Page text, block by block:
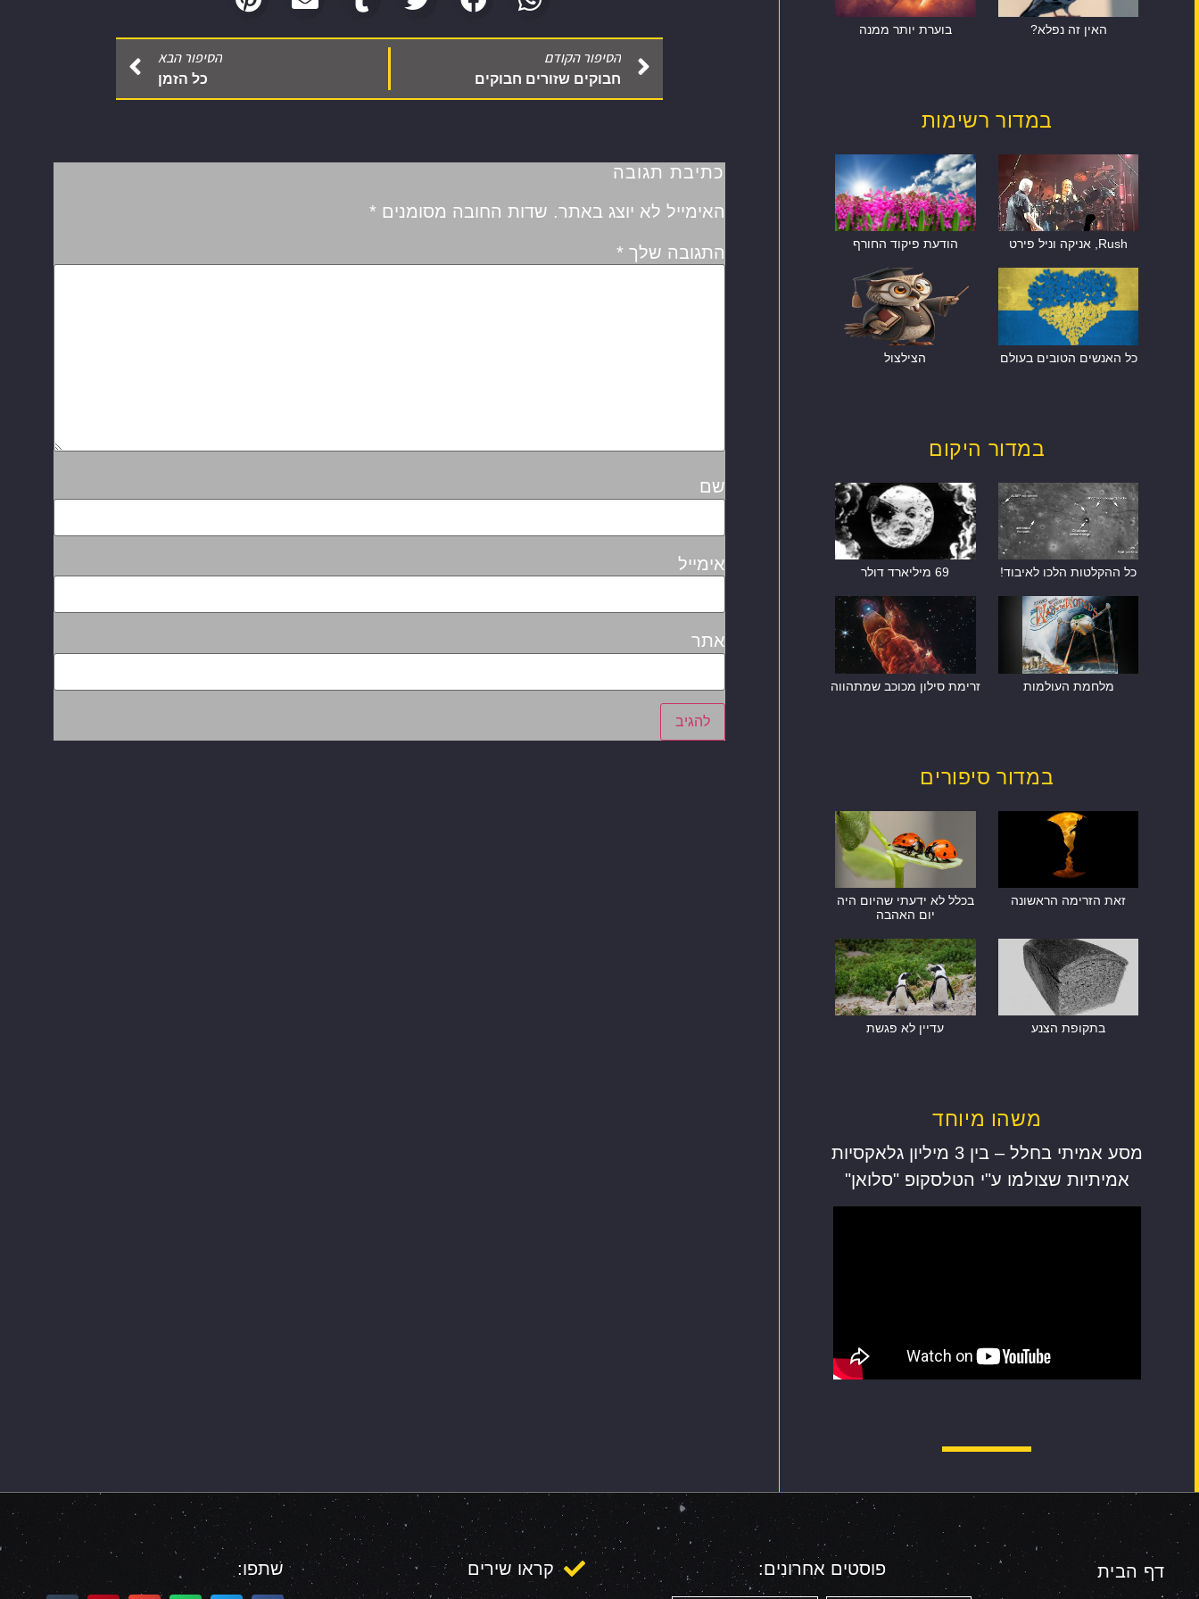
האין זה נפלא? בוערת יותר ממנה
במדור רשימות
Rush, אניקה וניל פירט הודעת פיקוד החורף
כל האנשים הטובים בעולם הצילצול
במדור היקום
כל ההקלטות הלכו לאיבוד! 69 מיליארד דולר
מלחמת העולמות זרימת סילון מכוכב שמתהווה
במדור סיפורים
זאת הזרימה הראשונה
בכלל לא ידעתי שהיום היה
יום האהבה
בתקופת הצנע עדיין לא פגשת
משהו מיוחד
מסע אמיתי בחלל – בין 3 מיליון גלאקסיות
אמיתיות שצולמו ע"י הטלסקופ "סלואן"
הסיפור הקודם
חבוקים שזורים חבוקים
הסיפור הבא
כל הזמן
כתיבת תגובה
האימייל לא יוצג באתר. שדות החובה מסומנים *
התגובה שלך *
שם
אימייל
אתר
דף הבית
פוסטים אחרונים: קראו שירים שתפו: